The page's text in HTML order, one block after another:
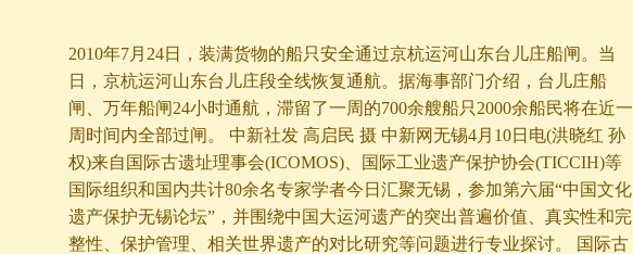
2010年7月24日，装满货物的船只安全通过京杭运河山东台儿庄船闸。当
日，京杭运河山东台儿庄段全线恢复通航。据海事部门介绍，台儿庄船
闸、万年船闸24小时通航，滞留了一周的700余艘船只2000余船民将在近一
周时间内全部过闸。 中新社发 高启民 摄 中新网无锡4月10日电(洪晓红 孙
权)来自国际古遗址理事会(ICOMOS)、国际工业遗产保护协会(TICCIH)等
国际组织和国内共计80余名专家学者今日汇聚无锡，参加第六届“中国文化
遗产保护无锡论坛”，并围绕中国大运河遗产的突出普遍价值、真实性和完
整性、保护管理、相关世界遗产的对比研究等问题进行专业探讨。 国际古